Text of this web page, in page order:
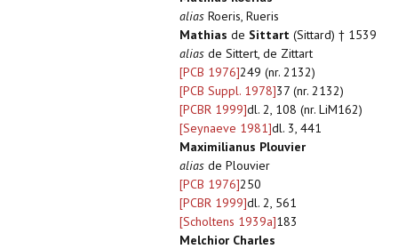
alias Roeris, Rueris
Mathias de Sittart (Sittard) † 1539
alias de Sittert, de Zittart
[PCB 1976]249 (nr. 2132)
[PCB Suppl. 1978]37 (nr. 2132)
[PCBR 1999]dl. 2, 108 (nr. LiM162)
[Seynaeve 1981]dl. 3, 441
Maximilianus Plouvier
alias de Plouvier
[PCB 1976]250
[PCBR 1999]dl. 2, 561
[Scholtens 1939a]183
Melchior Charles